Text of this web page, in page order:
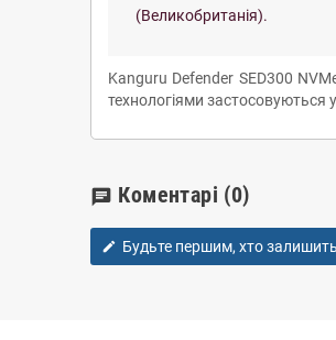
(Великобританія).
Kanguru Defender SED300
технологіями застосовуються
chat Коментарі (0)
edit Будьте першим, хто залишить